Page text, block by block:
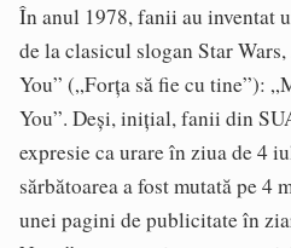
În anul 1978, fanii au inventat
de la clasicul slogan Star
You” („Forța să fie cu tine”):
You”. Deși, inițial, fanii din
expresie ca urare în ziua de 4
sărbătoarea a fost mutată pe 4
unei pagini de publicitate în